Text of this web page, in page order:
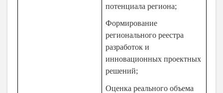
потенциала региона;
Формирование
регионального реестра
разработок и
инновационных проектных
решений;
Оценка реального объема